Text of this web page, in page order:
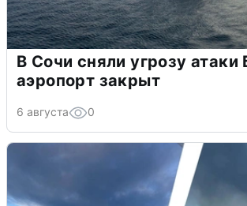
В Сочи сняли угрозу
аэропорт закрыт
6 августа 0